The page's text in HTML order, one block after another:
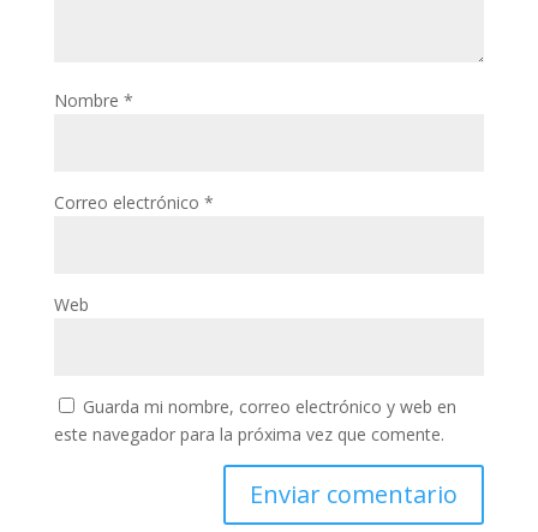
Nombre *
Correo electrónico *
Web
Guarda mi nombre, correo electrónico y web en
este navegador para la próxima vez que comente.